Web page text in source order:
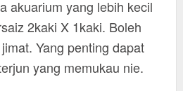
akuarium yang lebih kecil
2kaki X 1kaki. Boleh
Yang penting dapat
yang memukau nie.